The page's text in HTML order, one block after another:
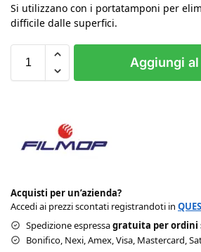
Si utilizzano con i portatamponi per
difficile dalle superfici.
Aggiungi
Acquisti per un’azienda?
Accedi ai prezzi scontati registrandoti in
Spedizione espressagratuita per ordini
Bonifico, Nexi, Amex, Visa, Mastercard,